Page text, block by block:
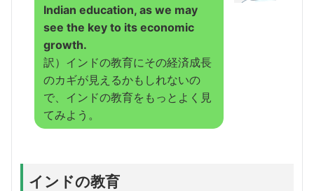
Indian education, as we may
see the key to its economic
growth.
訳）インドの教育にその経済成長
のカギが見えるかもしれないの
で、インドの教育をもっとよく見
てみよう。
インドの教育